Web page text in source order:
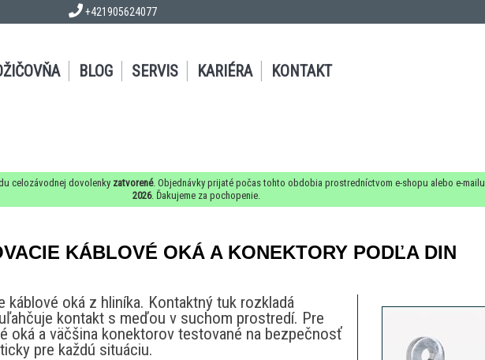
+421905624077
BLOG SERVIS KARIÉRA KONTAKT
celozávodnej dovolenkyzatvorené. Objednávky prijaté počas tohto obdobia prostredníctvom e-shopu alebo e-mailu
2026. Ďakujeme za pochopenie.
KÁBLOVÉ OKÁ A KONEKTORY PODĽA DIN
káblové oká z hliníka. Kontaktný tuk rozkladá
kontakt s meďou v suchom prostredí. Pre
oká a väčšina konektorov testované na bezpečnosť
pre každú situáciu.